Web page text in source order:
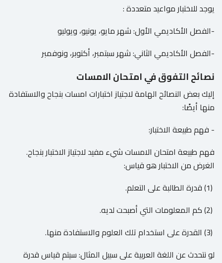
يوجد للاختبار مواعيد متعددة :
-الفصل الأكاديمي الأول: شهر مايو، يونيو، ويوليو
-الفصل الأكاديمي الثاني: شهر سبتمبر، أكتوبر، ونوفمبر
نصائح التفوق في امتحان الامسات
إليك بعض النصائح الهامة لاجتياز اختبارات امسات بنجاح والاستفادة
منها أيضًا:
- فهم طبيعة الاختبار:
فهم طبيعة امتحان الامسات شيء مفيد لاجتياز الاختبار بنجاح.
الغرض من الاختبار هو قياس:
(1) قدرة الطالبة على التعلم.
(2) كم المعلومات التي أصبحت لديه.
(3) القدرة على استخدام تلك العلوم والاستفادة منها.
لو نتحدث عن اللغة العربية على سبيل المثال: سيتم قياس قدرة